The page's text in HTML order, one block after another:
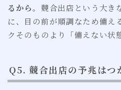
るから。競合出店という大き
に、目の前が順調なため備え
クそのものより「備えない状
Q5. 競合出店の予兆はつ